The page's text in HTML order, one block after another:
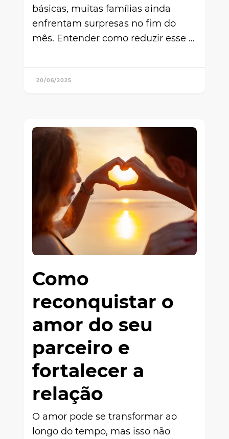
básicas, muitas famílias ainda
enfrentam surpresas no fim do
mês. Entender como reduzir esse …
20/06/2025
Como
reconquistar o
amor do seu
parceiro e
fortalecer a
relação
O amor pode se transformar ao
longo do tempo, mas isso não